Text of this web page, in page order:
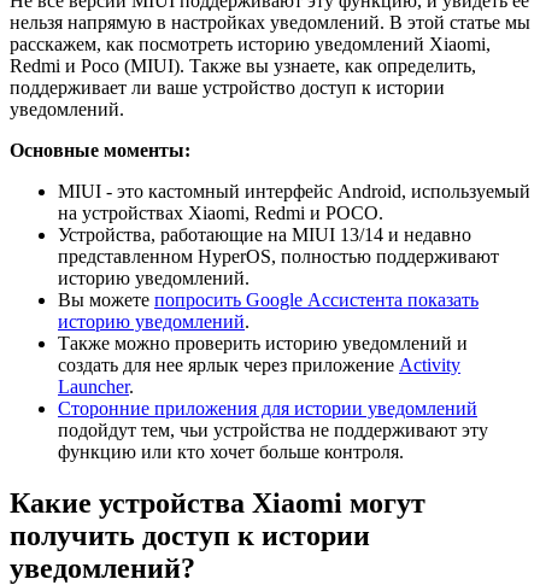
нельзя напрямую в настройках уведомлений. В этой статье мы
расскажем, как посмотреть историю уведомлений Xiaomi,
Redmi и Poco (MIUI). Также вы узнаете, как определить,
поддерживает ли ваше устройство доступ к истории
уведомлений.
Основные моменты:
MIUI - это кастомный интерфейс Android, используемый
на устройствах Xiaomi, Redmi и POCO.
Устройства, работающие на MIUI 13/14 и недавно
представленном HyperOS, полностью поддерживают
историю уведомлений.
Вы можете попросить Google Ассистента показать
историю уведомлений.
Также можно проверить историю уведомлений и
создать для нее ярлык через приложение Activity
Launcher.
Сторонние приложения для истории уведомлений
подойдут тем, чьи устройства не поддерживают эту
функцию или кто хочет больше контроля.
Какие устройства Xiaomi могут
получить доступ к истории
уведомлений?